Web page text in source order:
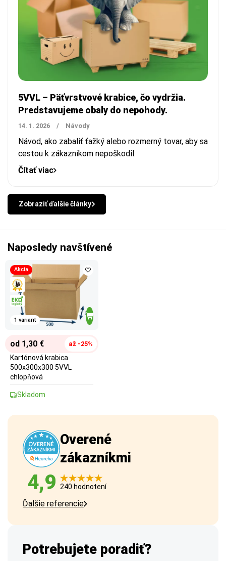
5VVL – Päťvrstvové krabice, čo vydržia.
Predstavujeme obaly do nepohody.
14. 1. 2026 / Návody
Návod, ako zabaliť ťažký alebo rozmerný tovar, aby sa
cestou k zákazníkom nepoškodil.
Čítať viac
Zobraziť ďalšie články
Naposledy navštívené
Akcia
1 variant
od 1,30 € až -25%
Kartónová krabica
500x300x300 5VVL
chlopňová
Skladom
Overené
zákazníkmi
4,9 240 hodnotení
Ďalšie referencie
Potrebujete poradiť?